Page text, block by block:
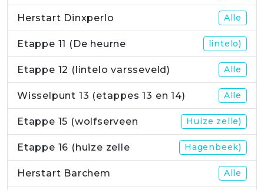
Herstart Dinxperlo Alle
Etappe 11 (De heurne lintelo)
Etappe 12 (lintelo varsseveld) Alle
Wisselpunt 13 (etappes 13 en 14) Alle
Etappe 15 (wolfserveen Huize zelle)
Etappe 16 (huize zelle Hagenbeek)
Herstart Barchem Alle